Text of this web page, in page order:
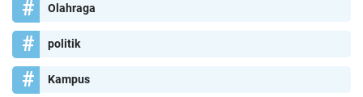
Olahraga
politik
Kampus